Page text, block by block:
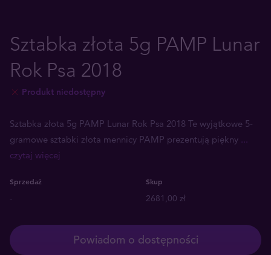
Sztabka złota 5g PAMP Lunar
Rok Psa 2018
Produkt niedostępny
Sztabka złota 5g PAMP Lunar Rok Psa 2018 Te wyjątkowe 5-
gramowe sztabki złota mennicy PAMP prezentują piękny ...
czytaj więcej
Sprzedaż Skup
- 2681,00 zł
Powiadom o dostępności